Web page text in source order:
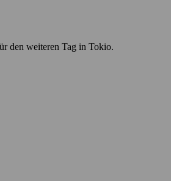
den weiteren Tag in Tokio.